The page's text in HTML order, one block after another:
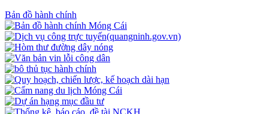
Bản đồ hành chính